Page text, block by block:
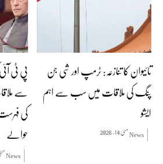
تائیوان کا تنازعہ: ٹرمپ اور شی جن
پنگ کی ملاقات میں سب سے اہم
ایشو
Newsمئی 14, 2026
پی ٹی
سے
کی
حوالے
Newsمئی